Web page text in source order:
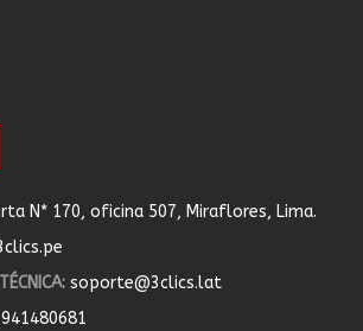
N* 170, oficina 507, Miraflores, Lima.
soporte@3clics.lat